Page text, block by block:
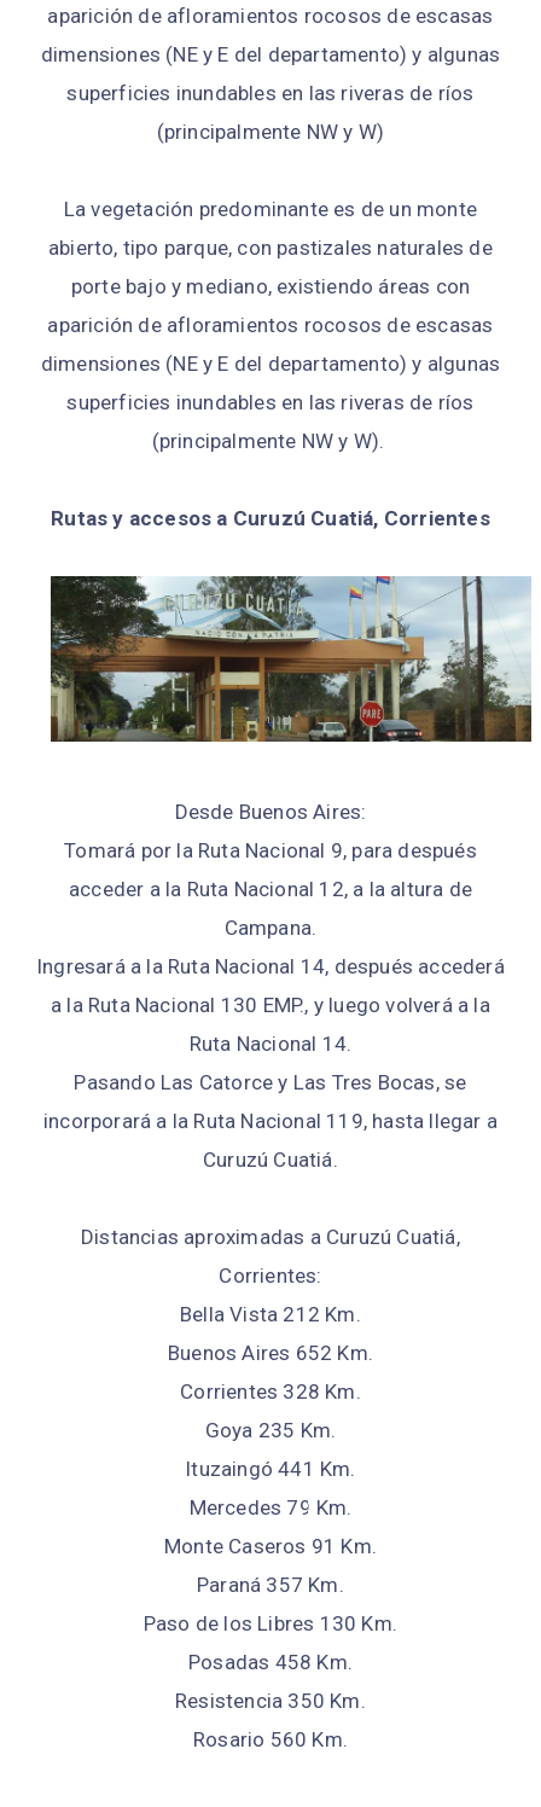
aparición de aflora­mientos rocosos de escasas
dimensiones (NE y E del departamento) y algunas
super­ficies inundables en las riveras de ríos
(principalmente NW y W)
La vegetación predominante es de un monte
abierto, tipo parque, con pastiza­les naturales de
porte bajo y mediano, existiendo áreas con
aparición de aflora­mientos rocosos de escasas
dimensiones (NE y E del departamento) y algunas
super­ficies inundables en las riveras de ríos
(principalmente NW y W).
Rutas y accesos a Curuzú Cuatiá, Corrientes
Desde Buenos Aires:
Tomará por la Ruta Nacional 9, para después
acceder a la Ruta Nacional 12, a la altura de
Campana.
Ingresará a la Ruta Nacional 14, después accederá
a la Ruta Nacional 130 EMP., y luego volverá a la
Ruta Nacional 14.
Pasando Las Catorce y Las Tres Bocas, se
incorporará a la Ruta Nacional 119, hasta llegar a
Curuzú Cuatiá.
Distancias aproximadas a Curuzú Cuatiá,
Corrientes:
Bella Vista 212 Km.
Buenos Aires 652 Km.
Corrientes 328 Km.
Goya 235 Km.
Ituzaingó 441 Km.
Mercedes 79 Km.
Monte Caseros 91 Km.
Paraná 357 Km.
Paso de los Libres 130 Km.
Posadas 458 Km.
Resistencia 350 Km.
Rosario 560 Km.